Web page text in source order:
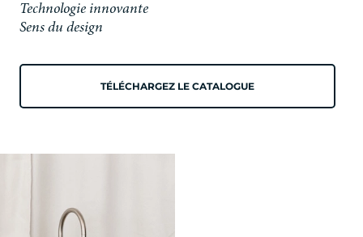
Technologie innovante
Sens du design
TÉLÉCHARGEZ LE CATALOGUE